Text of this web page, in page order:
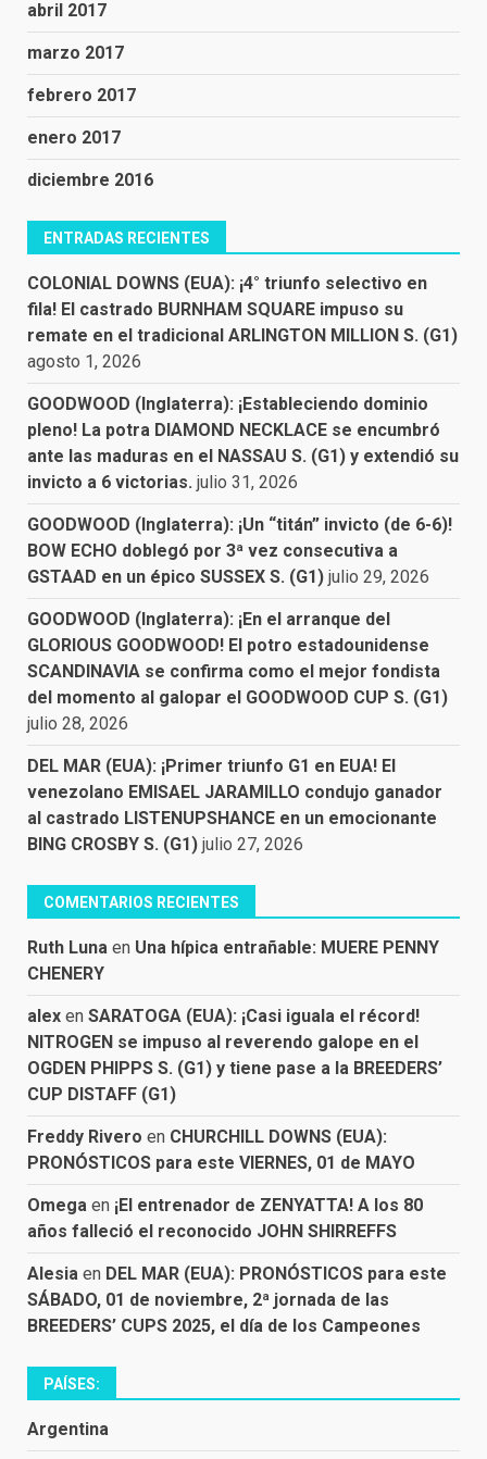
abril 2017
marzo 2017
febrero 2017
enero 2017
diciembre 2016
ENTRADAS RECIENTES
COLONIAL DOWNS (EUA): ¡4° triunfo selectivo en
fila! El castrado BURNHAM SQUARE impuso su
remate en el tradicional ARLINGTON MILLION S. (G1)
agosto 1, 2026
GOODWOOD (Inglaterra): ¡Estableciendo dominio
pleno! La potra DIAMOND NECKLACE se encumbró
ante las maduras en el NASSAU S. (G1) y extendió su
invicto a 6 victorias. julio 31, 2026
GOODWOOD (Inglaterra): ¡Un “titán” invicto (de 6-6)!
BOW ECHO doblegó por 3ª vez consecutiva a
GSTAAD en un épico SUSSEX S. (G1) julio 29, 2026
GOODWOOD (Inglaterra): ¡En el arranque del
GLORIOUS GOODWOOD! El potro estadounidense
SCANDINAVIA se confirma como el mejor fondista
del momento al galopar el GOODWOOD CUP S. (G1)
julio 28, 2026
DEL MAR (EUA): ¡Primer triunfo G1 en EUA! El
venezolano EMISAEL JARAMILLO condujo ganador
al castrado LISTENUPSHANCE en un emocionante
BING CROSBY S. (G1) julio 27, 2026
COMENTARIOS RECIENTES
Ruth Luna en Una hípica entrañable: MUERE PENNY
CHENERY
alex en SARATOGA (EUA): ¡Casi iguala el récord!
NITROGEN se impuso al reverendo galope en el
OGDEN PHIPPS S. (G1) y tiene pase a la BREEDERS’
CUP DISTAFF (G1)
Freddy Rivero en CHURCHILL DOWNS (EUA):
PRONÓSTICOS para este VIERNES, 01 de MAYO
Omega en ¡El entrenador de ZENYATTA! A los 80
años falleció el reconocido JOHN SHIRREFFS
Alesia en DEL MAR (EUA): PRONÓSTICOS para este
SÁBADO, 01 de noviembre, 2ª jornada de las
BREEDERS’ CUPS 2025, el día de los Campeones
PAÍSES:
Argentina